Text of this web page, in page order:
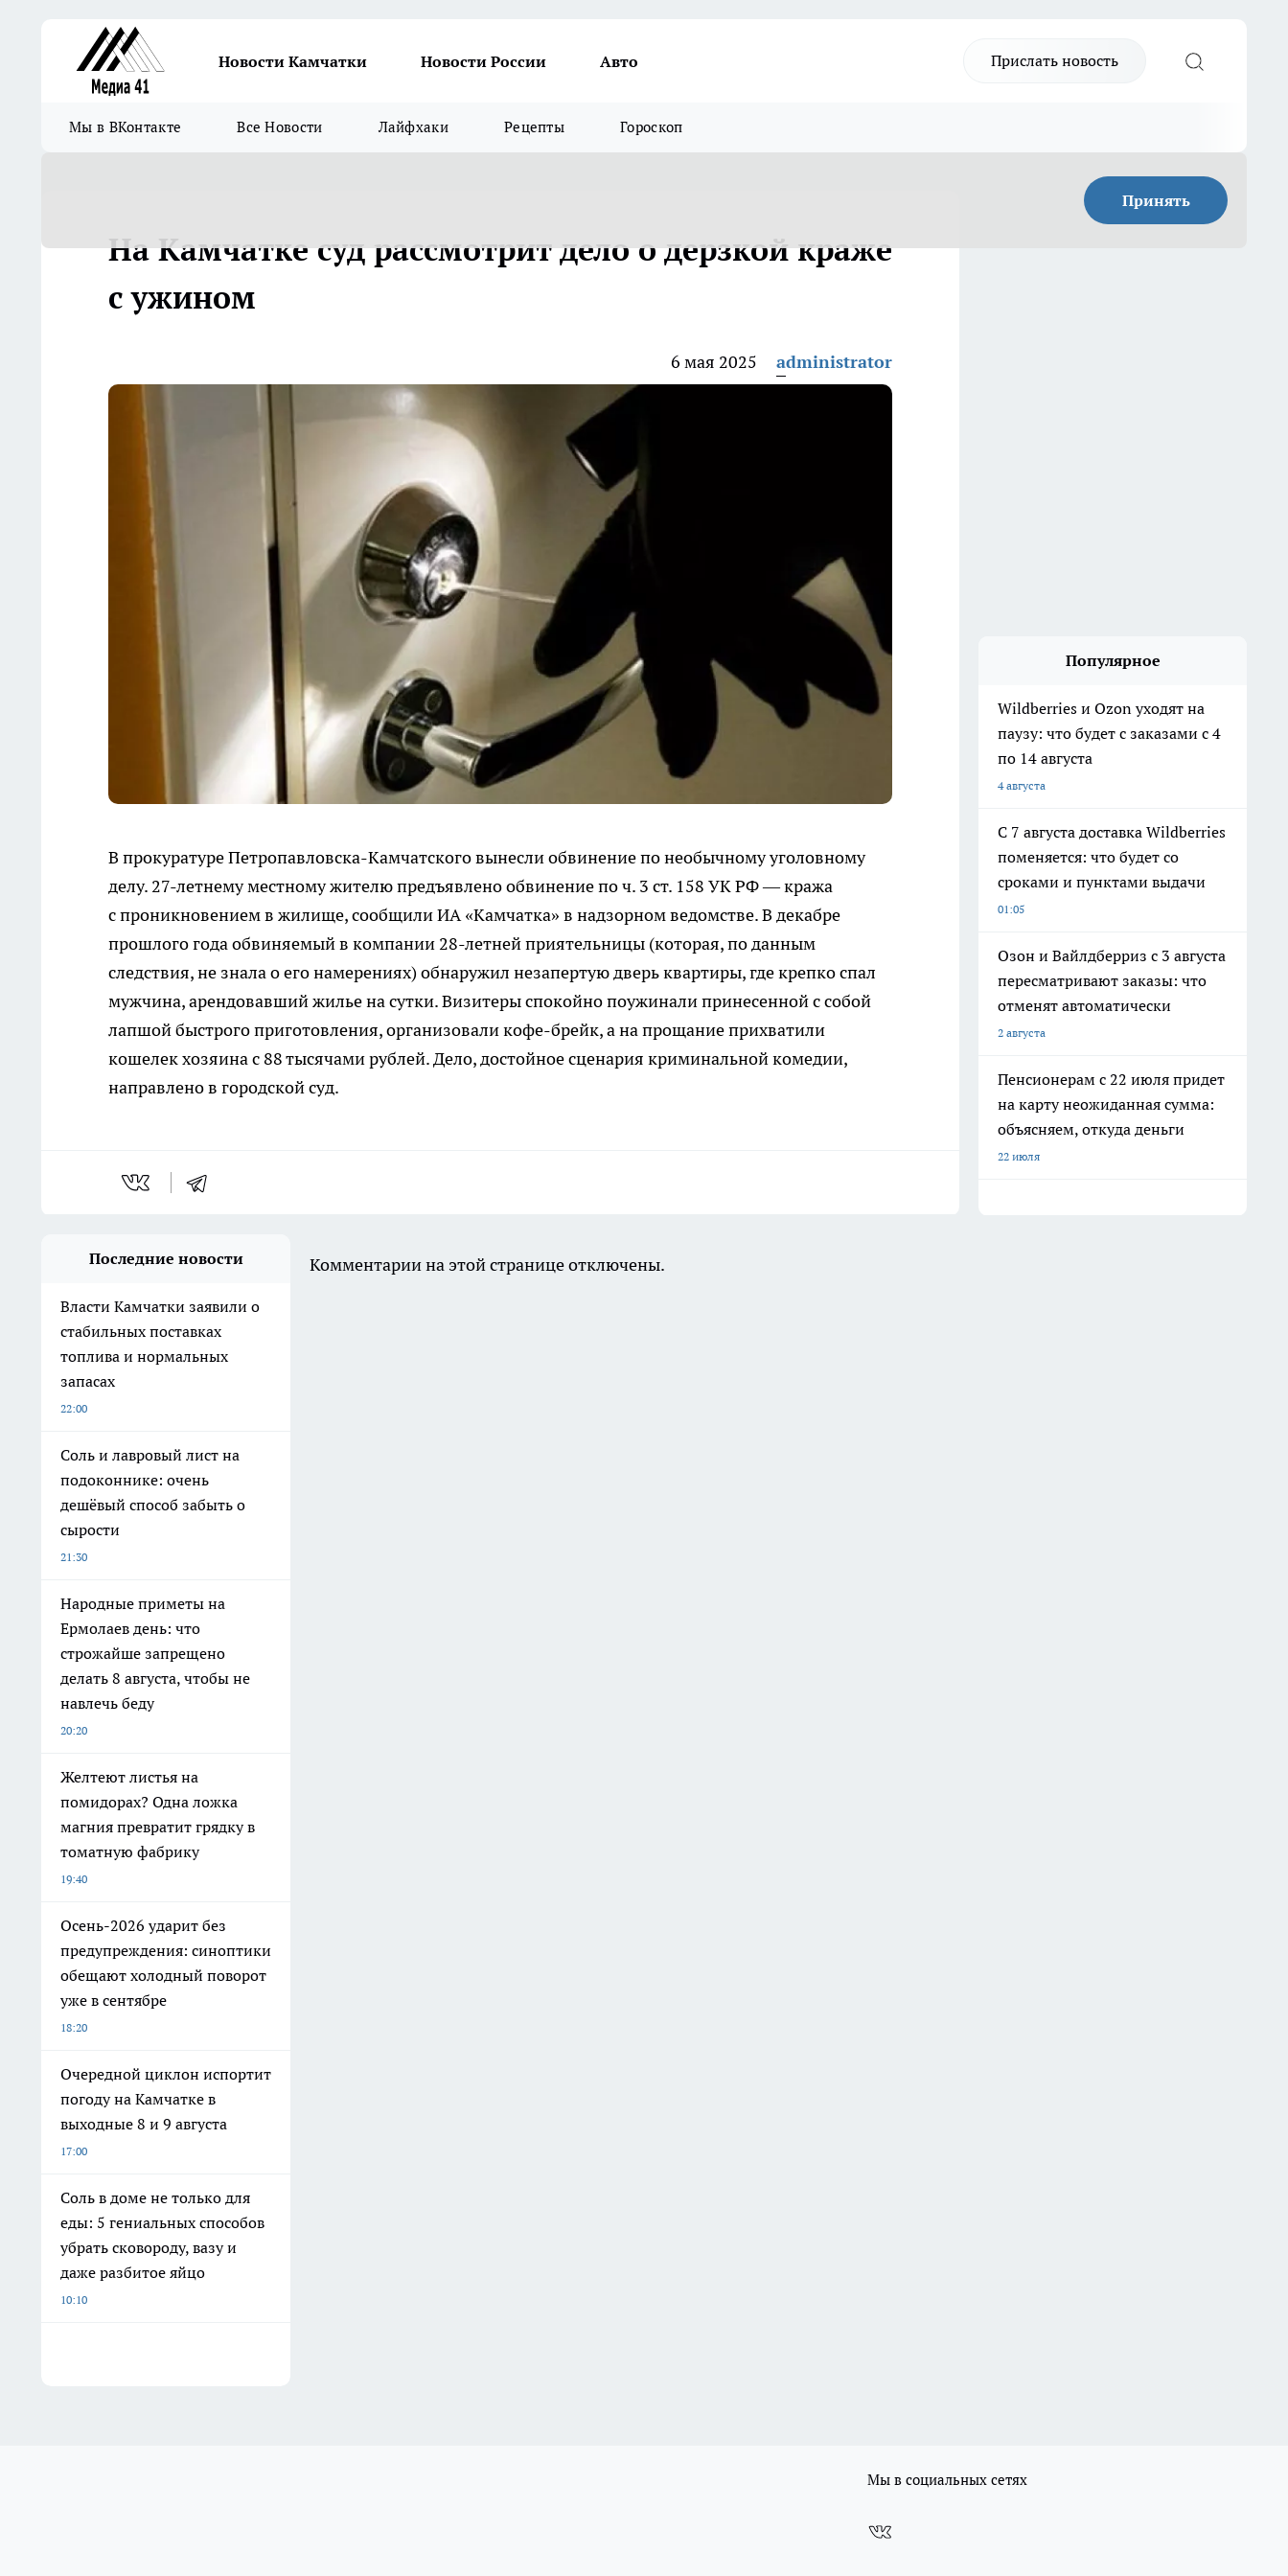
Новости Камчатки Новости России Авто Прислать новость
Мы в ВКонтакте Все Новости Лайфхаки Рецепты Гороскоп
Принять
На Камчатке суд рассмотрит дело о дерзкой краже
с ужином
6 мая 2025 administrator
В прокуратуре Петропавловска-Камчатского вынесли обвинение по необычному уголовному
делу. 27-летнему местному жителю предъявлено обвинение по ч. 3 ст. 158 УК РФ — кража
с проникновением в жилище, сообщили ИА «Камчатка» в надзорном ведомстве. В декабре
прошлого года обвиняемый в компании 28-летней приятельницы (которая, по данным
следствия, не знала о его намерениях) обнаружил незапертую дверь квартиры, где крепко спал
мужчина, арендовавший жилье на сутки. Визитеры спокойно поужинали принесенной с собой
лапшой быстрого приготовления, организовали кофе-брейк, а на прощание прихватили
кошелек хозяина с 88 тысячами рублей. Дело, достойное сценария криминальной комедии,
направлено в городской суд.
Популярное
Wildberries и Ozon уходят на
паузу: что будет с заказами с 4
по 14 августа
4 августа
С 7 августа доставка Wildberries
поменяется: что будет со
сроками и пунктами выдачи
01:05
Озон и Вайлдберриз с 3 августа
пересматривают заказы: что
отменят автоматически
2 августа
Пенсионерам с 22 июля придет
на карту неожиданная сумма:
объясняем, откуда деньги
22 июля
Последние новости
Власти Камчатки заявили о
стабильных поставках
топлива и нормальных
запасах
22:00
Соль и лавровый лист на
подоконнике: очень
дешёвый способ забыть о
сырости
21:30
Народные приметы на
Ермолаев день: что
строжайше запрещено
делать 8 августа, чтобы не
навлечь беду
20:20
Желтеют листья на
помидорах? Одна ложка
магния превратит грядку в
томатную фабрику
19:40
Осень-2026 ударит без
предупреждения: синоптики
обещают холодный поворот
уже в сентябре
18:20
Очередной циклон испортит
погоду на Камчатке в
выходные 8 и 9 августа
17:00
Соль в доме не только для
еды: 5 гениальных способов
убрать сковороду, вазу и
даже разбитое яйцо
10:10
Комментарии на этой странице отключены.
Мы в социальных сетях